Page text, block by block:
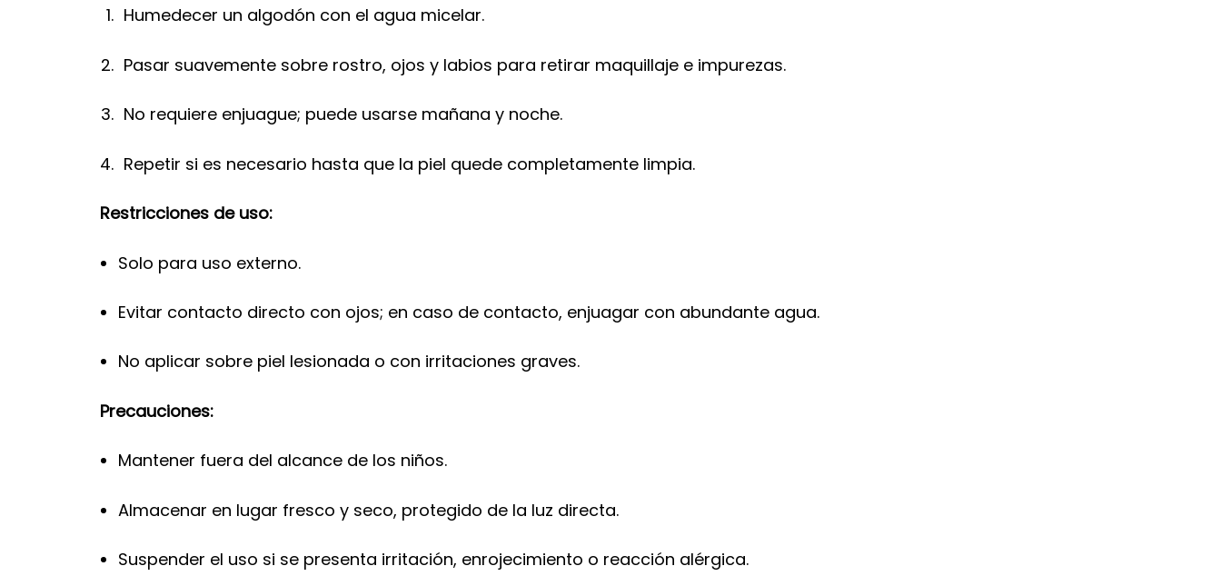
Humedecer un algodón con el agua micelar.
Pasar suavemente sobre rostro, ojos y labios para retirar maquillaje e impurezas.
No requiere enjuague; puede usarse mañana y noche.
Repetir si es necesario hasta que la piel quede completamente limpia.
Restricciones de uso:
Solo para uso externo.
Evitar contacto directo con ojos; en caso de contacto, enjuagar con abundante agua.
No aplicar sobre piel lesionada o con irritaciones graves.
Precauciones:
Mantener fuera del alcance de los niños.
Almacenar en lugar fresco y seco, protegido de la luz directa.
Suspender el uso si se presenta irritación, enrojecimiento o reacción alérgica.